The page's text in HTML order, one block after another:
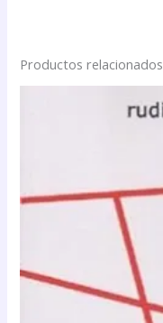
Productos relacionados